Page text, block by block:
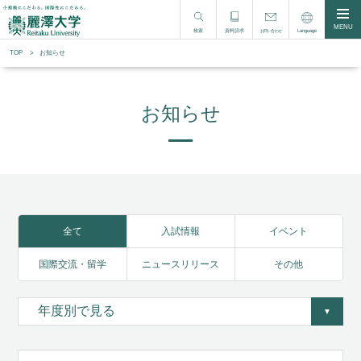
検索 資料請求 お問い合わせ Language MENU
TOP お知らせ
お知らせ
全て 入試情報 イベント
国際交流・留学 ニュースリリース その他